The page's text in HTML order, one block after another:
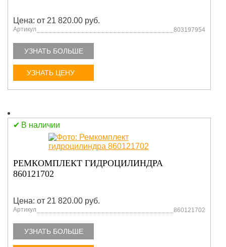
Цена: от 21 820.00 руб.
Артикул 803197954
УЗНАТЬ БОЛЬШЕ
УЗНАТЬ ЦЕНУ
В наличии
РЕМКОМПЛЕКТ ГИДРОЦИЛИНДРА
860121702
Цена: от 21 820.00 руб.
Артикул 860121702
УЗНАТЬ БОЛЬШЕ